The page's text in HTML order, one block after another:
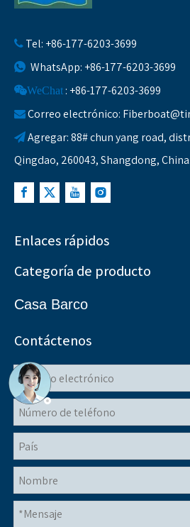
 Tel: +86-177-6203-3699
 WhatsApp: +86-177-6203-3699
WeChat : +86-177-6203-3699
Correo electrónico:
Agregar: 88# chun yang road,
Qingdao, 260043, Shangdong, China.
Enlaces rápidos
Categoría de producto
Casa Barco
Contáctenos